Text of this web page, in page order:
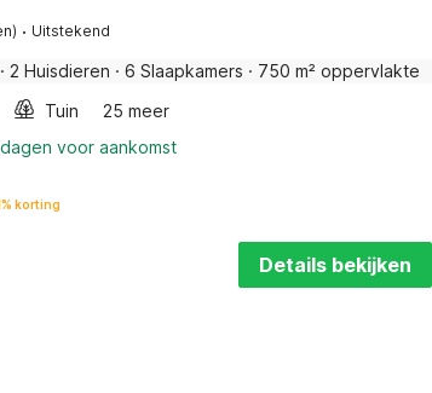
· Uitstekend
· 2 Huisdieren · 6 Slaapkamers · 750 m² oppervlakte
Tuin
25 meer
voor aankomst
korting
Details bekijken